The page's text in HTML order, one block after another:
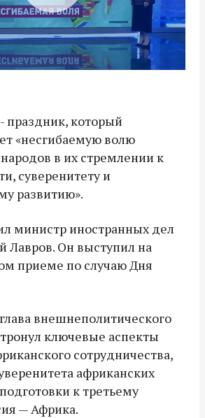
праздник, который
«несгибаемую волю
в их стремлении к
суверенитету и
развитию».
министр иностранных дел
Лавров. Он выступил на
приеме по случаю Дня
внешнеполитического
ключевые аспекты
сотрудничества,
африканских
к третьему
— Африка.